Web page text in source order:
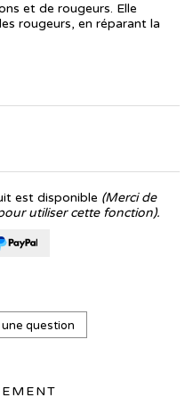
et de rougeurs. Elle
rougeurs, en réparant la
est disponible (Merci de
utiliser cette fonction).
question